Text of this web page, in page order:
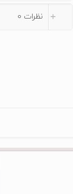
نظرات 0